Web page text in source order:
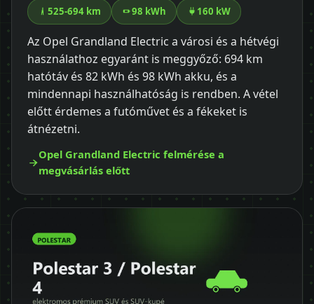
525-694 km 98 kWh 160 kW
Az Opel Grandland Electric a városi és a hétvégi
használathoz egyaránt is meggyőző: 694 km
hatótáv és 82 kWh és 98 kWh akku, és a
mindennapi használhatóság is rendben. A vétel
előtt érdemes a futóművet és a fékeket is
átnézetni.
Opel Grandland Electric felmérése a
megvásárlás előtt